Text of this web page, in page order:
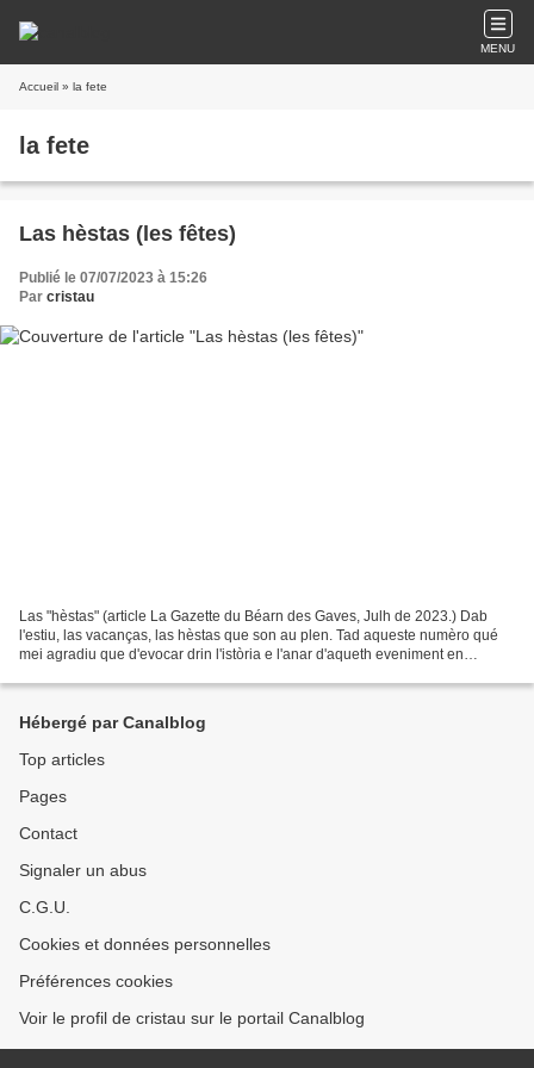
MENU
Accueil » la fete
la fete
Las hèstas (les fêtes)
Publié le 07/07/2023 à 15:26
Par cristau
Las "hèstas" (article La Gazette du Béarn des Gaves, Julh de 2023.) Dab
l'estiu, las vacanças, las hèstas que son au plen. Tad aqueste numèro qué
mei agradiu que d'evocar drin l'istòria e l'anar d'aqueth eveniment en
Hébergé par Canalblog
Top articles
Pages
Contact
Signaler un abus
C.G.U.
Cookies et données personnelles
Préférences cookies
Voir le profil de cristau sur le portail Canalblog